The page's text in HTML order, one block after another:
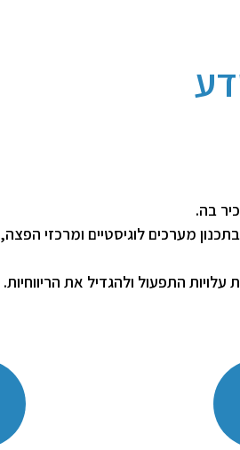
מערכים לוגיסטיים ומרכזי הפצה,
התפעול ולהגדיל את הריווחיות.